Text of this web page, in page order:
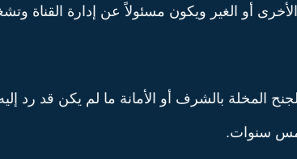
أو الغير ويكون مسئولاً عن إدارة القناة